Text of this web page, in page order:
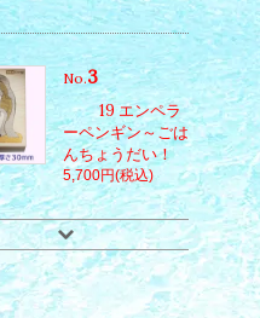
No.3
19 エンペラ
ーペンギン～ごは
んちょうだい！
5,700円(税込)